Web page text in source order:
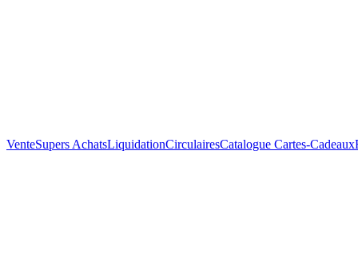
VenteSupers AchatsLiquidationCirculairesCatalogue Cartes-Cadeaux